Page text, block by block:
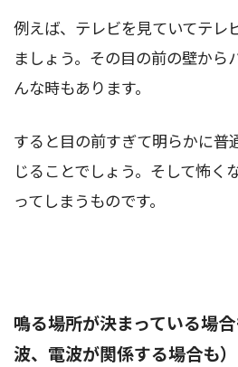
例えば、テレビを見ていてテレ
ましょう。その目の前の壁から
んな時もあります。
すると目の前すぎて明らかに普
じることでしょう。そして怖く
ってしまうものです。
鳴る場所が決まっている場
波、電波が関係する場合も）